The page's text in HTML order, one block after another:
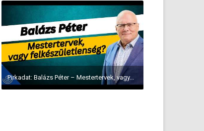
Pirkadat: Balázs Péter – Mestertervek, vagy...